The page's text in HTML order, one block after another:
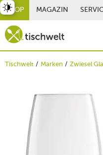
SHOP MAGAZIN
Tischwelt Marken Zwiesel
umschalten